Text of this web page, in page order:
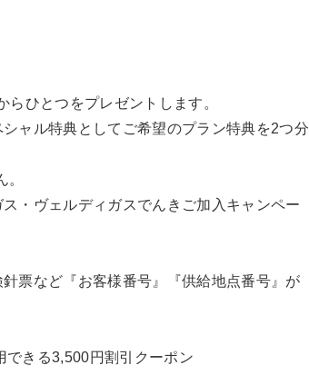
ひとつをプレゼントします。
ャル特典としてご希望のプラン特典を2つ分
・ヴェルディガスでんきご加入キャンペー
票など『お客様番号』『供給地点番号』が
できる3,500円割引クーポン